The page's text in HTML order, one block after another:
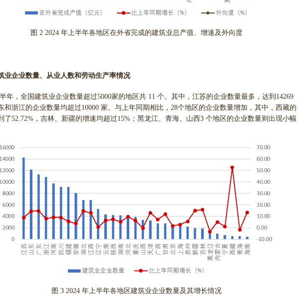
图 2 2024 年上半年各地区在外省完成的建筑业总产值、增速及外向度
业企业数量、从业人数和劳动生产率情况
年，全国建筑业企业数量超过5000家的地区共 11 个。其中，江苏的企业数量最多，达到14269
和浙江的企业数量均超过10000 家。与上年同期相比，28个地区的企业数量增加，其中，西藏的
了52.72%，吉林、新疆的增速均超过15%；黑龙江、青海、山西3 个地区的企业数量则出现小幅
图 3 2024 年上半年各地区建筑业企业数量及其增长情况